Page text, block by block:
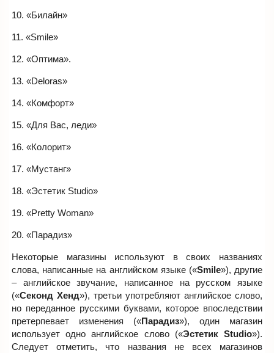
10. «Билайн»
11. «Smile»
12. «Оптима».
13. «Deloras»
14. «Комфорт»
15. «Для Вас, леди»
16. «Колорит»
17. «Мустанг»
18. «Эстетик Studio»
19. «Pretty Woman»
20. «Парадиз»
Некоторые магазины используют в своих названиях
слова, написанные на английском языке («Smile»), другие
– английское звучание, написанное на русском языке
(«Секонд Хенд»), третьи употребляют английское слово,
но переданное русскими буквами, которое впоследствии
претерпевает изменения («Парадиз»), один магазин
использует одно английское слово («Эстетик Studio»).
Следует отметить, что названия не всех магазинов